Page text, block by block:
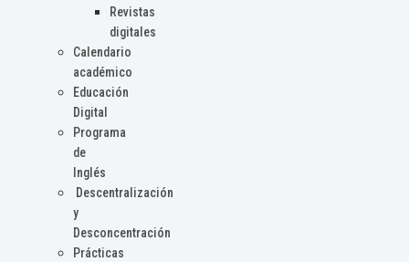
Revistas
digitales
Calendario
académico
Educación
Digital
Programa
de
Inglés
Descentralización
y
Desconcentración
Prácticas